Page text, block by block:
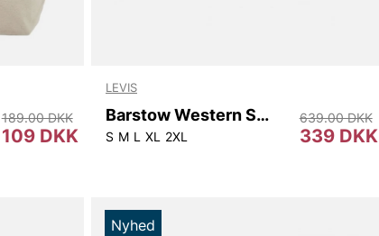
109 DKK
189.00 DKK
LEVIS
Barstow Western Standard
S M L XL 2XL 339 DKK
639.00 DKK
Nyhed